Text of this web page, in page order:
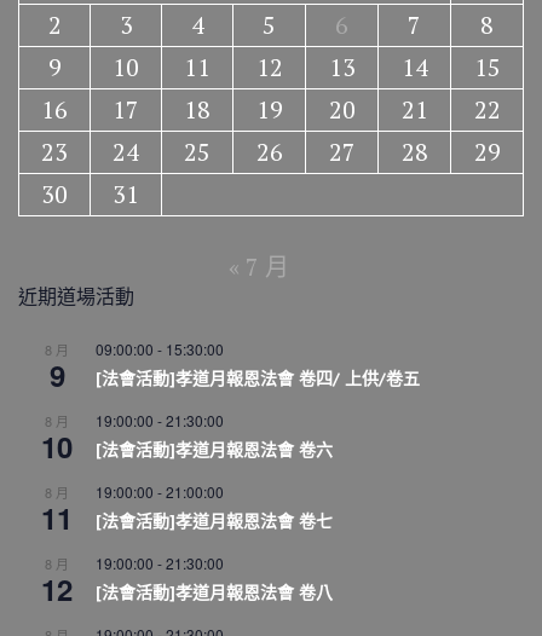
2
3 4 5 6 7
8
9
10 11 12 13 14
15
16
17 18 19 20 21
22
23
24 25 26 27 28
29
30
31
« 7 月
近期道場活動
8 月
9
09:00:00 - 15:30:00
[法會活動]孝道月報恩法會 卷四/ 上供/卷五
8 月
10
19:00:00 -21:30:00
[法會活動]孝道月報恩法會 卷六
8 月
11
19:00:00 -21:00:00
[法會活動]孝道月報恩法會 卷七
8 月
12
19:00:00 -21:30:00
[法會活動]孝道月報恩法會 卷八